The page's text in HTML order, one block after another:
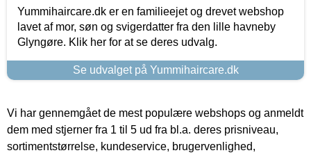
Yummihaircare.dk er en familieejet og drevet webshop
lavet af mor, søn og svigerdatter fra den lille havneby
Glyngøre. Klik her for at se deres udvalg.
Se udvalget på Yummihaircare.dk
Vi har gennemgået de mest populære webshops og anmeldt
dem med stjerner fra 1 til 5 ud fra bl.a. deres prisniveau,
sortimentstørrelse, kundeservice, brugervenlighed,